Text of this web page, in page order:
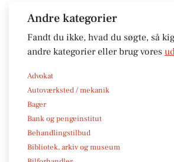
Andre kategorier
Fandt du ikke, hvad du søgte, så
andre kategorier eller brug vores
Advokat
Autoværksted / mekanik
Bager
Bank og pengeinstitut
Behandlingstilbud
Bibliotek, arkiv og museum